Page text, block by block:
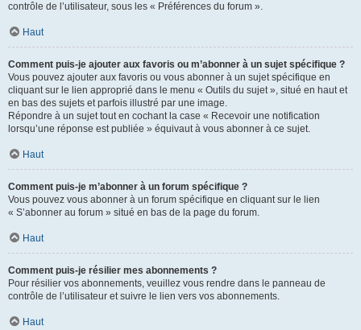
contrôle de l’utilisateur, sous les « Préférences du forum ».
Haut
Comment puis-je ajouter aux favoris ou m’abonner à un sujet spécifique ?
Vous pouvez ajouter aux favoris ou vous abonner à un sujet spécifique en
cliquant sur le lien approprié dans le menu « Outils du sujet », situé en haut et
en bas des sujets et parfois illustré par une image.
Répondre à un sujet tout en cochant la case « Recevoir une notification
lorsqu’une réponse est publiée » équivaut à vous abonner à ce sujet.
Haut
Comment puis-je m’abonner à un forum spécifique ?
Vous pouvez vous abonner à un forum spécifique en cliquant sur le lien
« S’abonner au forum » situé en bas de la page du forum.
Haut
Comment puis-je résilier mes abonnements ?
Pour résilier vos abonnements, veuillez vous rendre dans le panneau de
contrôle de l’utilisateur et suivre le lien vers vos abonnements.
Haut